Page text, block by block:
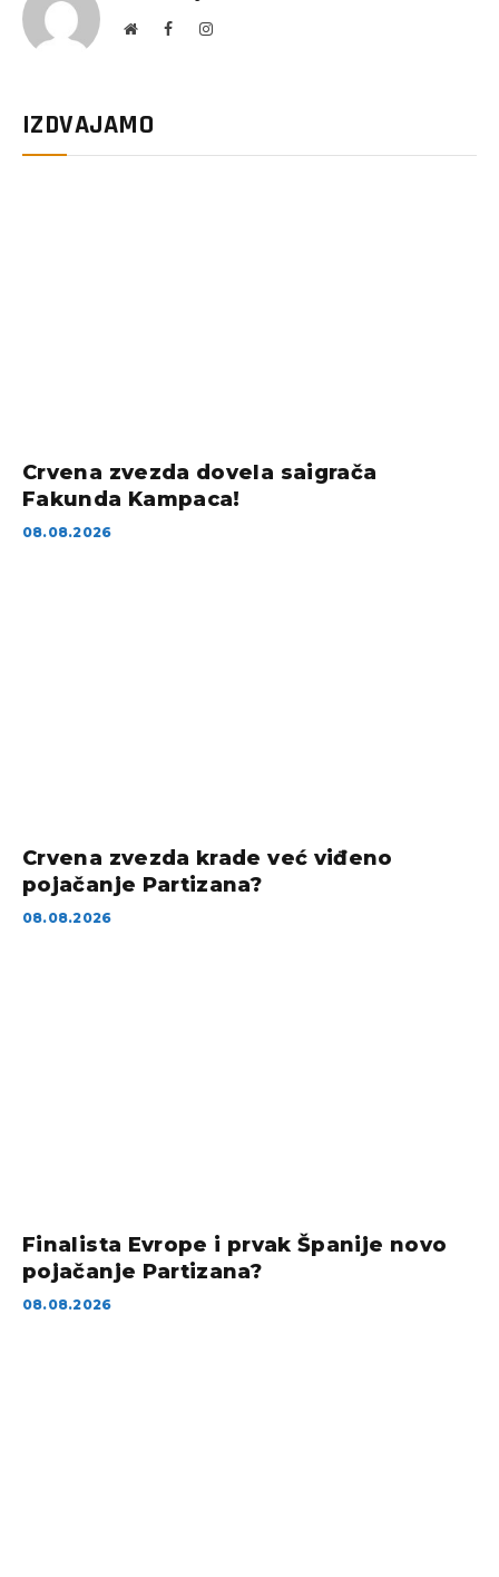
WebsiteFacebookInstagram
IZDVAJAMO
Crvena zvezda dovela saigrača
Fakunda Kampaca!
08.08.2026
Crvena zvezda krade već viđeno
pojačanje Partizana?
08.08.2026
Finalista Evrope i prvak Španije novo
pojačanje Partizana?
08.08.2026